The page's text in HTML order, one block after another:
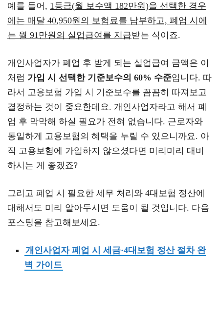
예를 들어, 1등급(월 보수액 182만원)을 선택한 경우
에는 매달 40,950원의 보험료를 납부하고, 폐업 시에
는 월 91만원의 실업급여를 지급받는 식이죠.
개인사업자가 폐업 후 받게 되는 실업급여 금액은 이
처럼 가입 시 선택한 기준보수의 60% 수준입니다. 따
라서 고용보험 가입 시 기준보수를 꼼꼼히 따져보고
결정하는 것이 중요한데요. 개인사업자라고 해서 폐
업 후 막막해 하실 필요가 전혀 없습니다. 근로자와
동일하게 고용보험의 혜택을 누릴 수 있으니까요. 아
직 고용보험에 가입하지 않으셨다면 미리미리 대비
하시는 게 좋겠죠?
그리고 폐업 시 필요한 세무 처리와 4대보험 정산에
대해서도 미리 알아두시면 도움이 될 것입니다. 다음
포스팅을 참고해보세요.
개인사업자 폐업 시 세금·4대보험 정산 절차 완
벽 가이드